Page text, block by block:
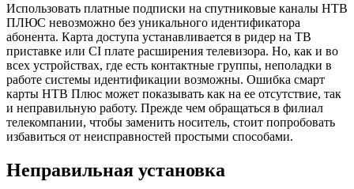
Использовать платные подписки на спутниковые каналы НТВ
ПЛЮС невозможно без уникального идентификатора
абонента. Карта доступа устанавливается в ридер на ТВ
приставке или CI плате расширения телевизора. Но, как и во
всех устройствах, где есть контактные группы, неполадки в
работе системы идентификации возможны. Ошибка смарт
карты НТВ Плюс может показывать как на ее отсутствие, так
и неправильную работу. Прежде чем обращаться в филиал
телекомпании, чтобы заменить носитель, стоит попробовать
избавиться от неисправностей простыми способами.
Неправильная установка